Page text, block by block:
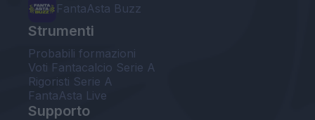
FantaAsta Buzz
Strumenti
Probabili formazioni
Voti Fantacalcio Serie A
Rigoristi Serie A
FantaAsta Live
Supporto